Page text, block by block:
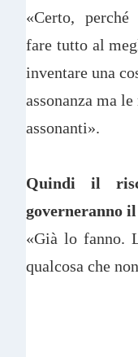
«Certo,
fare tutto al
inventare una
assonanza ma
assonanti».
Quindi il
governeranno
«Già lo fanno.
qualcosa che